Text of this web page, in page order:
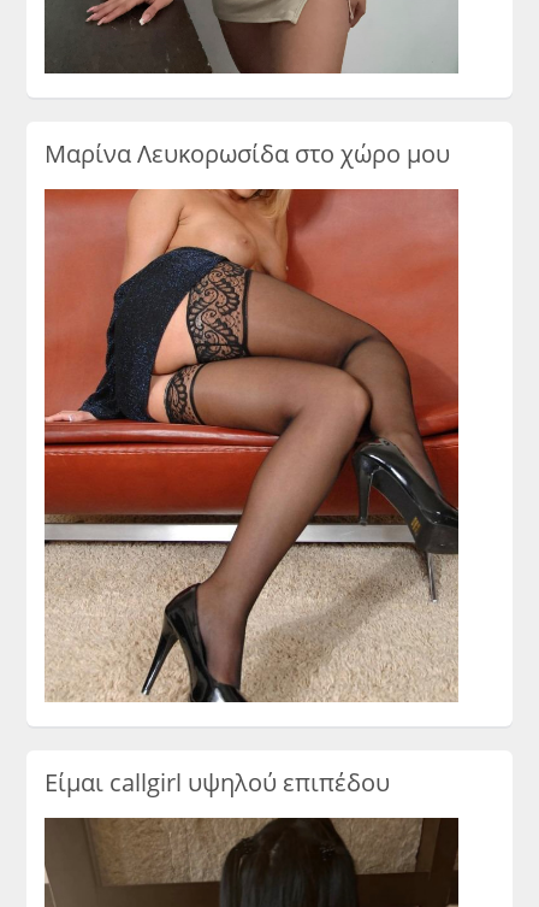
Μαρίνα Λευκορωσίδα στο χώρο μου
Είμαι callgirl υψηλού επιπέδου